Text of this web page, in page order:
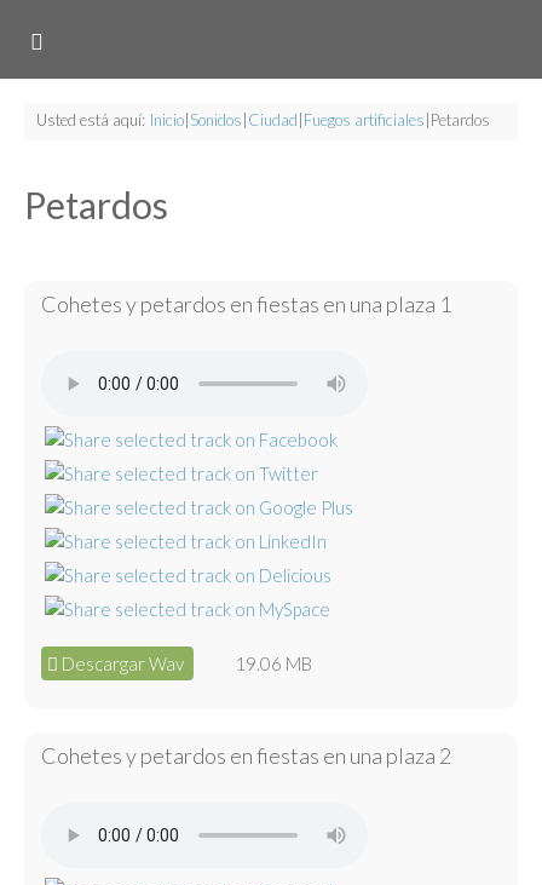
Usted está aquí: Inicio Sonidos Ciudad Fuegos artificiales Petardos
Petardos
Cohetes y petardos en fiestas en una plaza 1
Descargar Wav 19.06 MB
Cohetes y petardos en fiestas en una plaza 2